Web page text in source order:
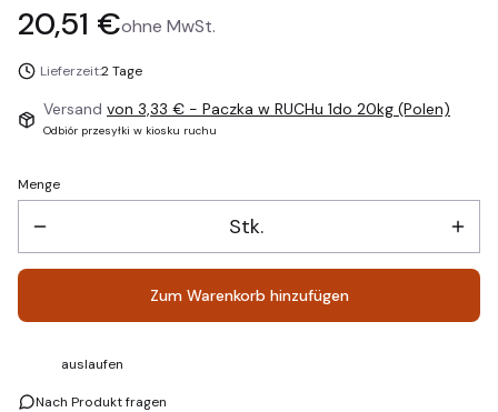
Preis
20,51 €ohne MwSt.
Lieferzeit:2 Tage
Versand von 3,33 € - Paczka w RUCHu 1do 20kg (Polen)
Odbiór przesyłki w kiosku ruchu
Menge
Stk.
Zum Warenkorb hinzufügen
auslaufen
Nach Produkt fragen